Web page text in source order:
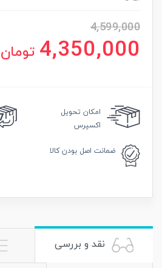
4,599,000
4,350,000 تومان
امکان تحویل
اکسپرس
ضمانت اصل بودن کالا
نقد و بررسی